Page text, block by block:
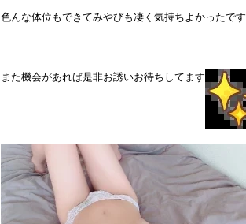
色んな体位もできてみやびも凄く気持ちよかったです
また機会があれば是非お誘いお待ちしてます